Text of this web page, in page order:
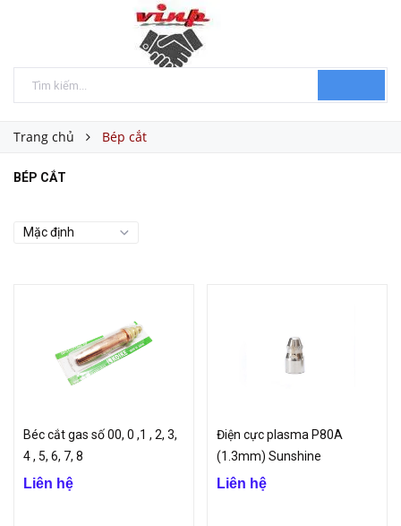
Trang chủ Bép cắt
BÉP CẮT
Béc cắt gas số 00, 0 ,1 , 2, 3,
4 , 5, 6, 7, 8
Liên hệ
Điện cực plasma P80A
(1.3mm) Sunshine
Liên hệ